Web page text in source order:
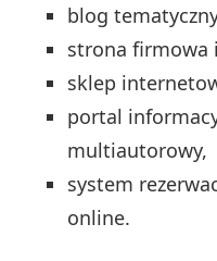
blog
strona firmowa
sklep
portal
multiautorowy,
system
online.